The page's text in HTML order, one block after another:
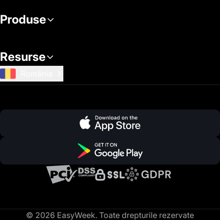
Produse
Resurse
© 2026 EasyWeek. Toate drepturile rezervate